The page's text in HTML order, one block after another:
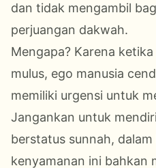
dan tidak mengambil
perjuangan dakwah.
Mengapa? Karena
mulus, ego manusia
memiliki urgensi untuk
Jangankan untuk
berstatus sunnah,
kenyamanan ini bahkan